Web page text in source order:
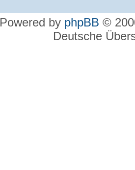
Powered by phpBB ©
Deutsche